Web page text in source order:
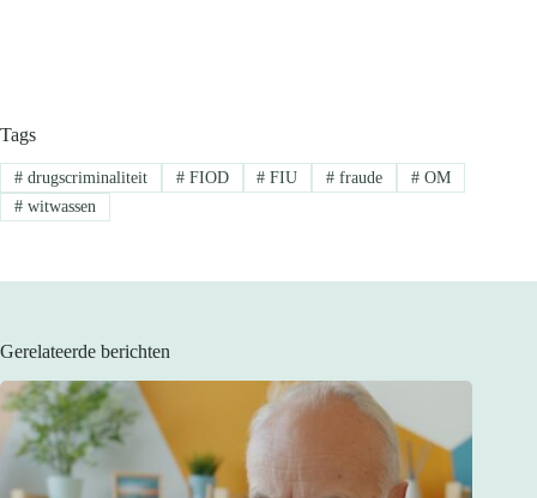
Tags
#drugscriminaliteit #FIOD # FIU # fraude # OM
#witwassen
Gerelateerde berichten